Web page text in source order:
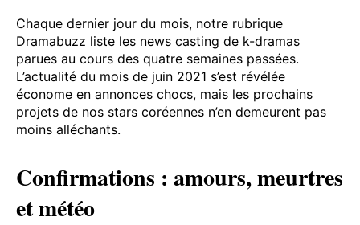
Chaque dernier jour du mois, notre rubrique
Dramabuzz liste les news casting de k-dramas
parues au cours des quatre semaines passées.
L’actualité du mois de juin 2021 s’est révélée
économe en annonces chocs, mais les prochains
projets de nos stars coréennes n’en demeurent pas
moins alléchants.
Confirmations : amours, meurtres
et météo